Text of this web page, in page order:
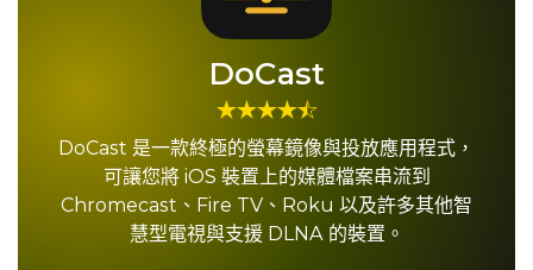
DoCast
DoCast 是一款終極的螢幕鏡像與投放應用程式，
可讓您將 iOS 裝置上的媒體檔案串流到
Chromecast、Fire TV、Roku 以及許多其他智
慧型電視與支援 DLNA 的裝置。